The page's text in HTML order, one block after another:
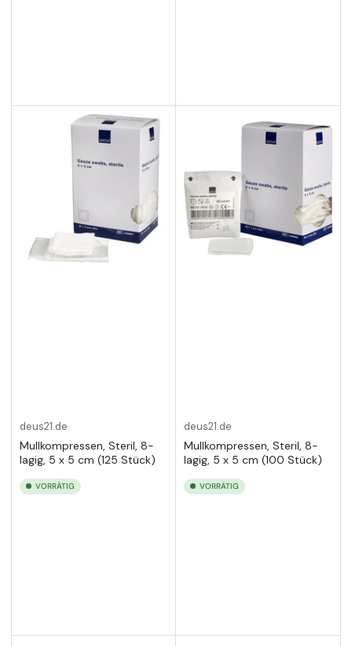
deus21.de
Mullkompressen, Steril, 8-
lagig, 5 x 5 cm (125 Stück)
VORRÄTIG
deus21.de
Mullkompressen, Steril, 8-
lagig, 5 x 5 cm (100 Stück)
VORRÄTIG